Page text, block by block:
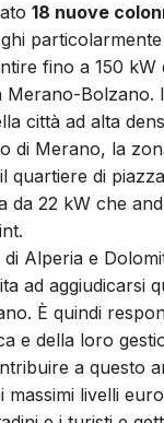
18 nuove
fino a 150
Merano-
città ad alta
di Merano, la
di
da 22 kW che
Alperia e
ad aggiudicarsi
È quindi
e della loro
a questo
massimi livelli